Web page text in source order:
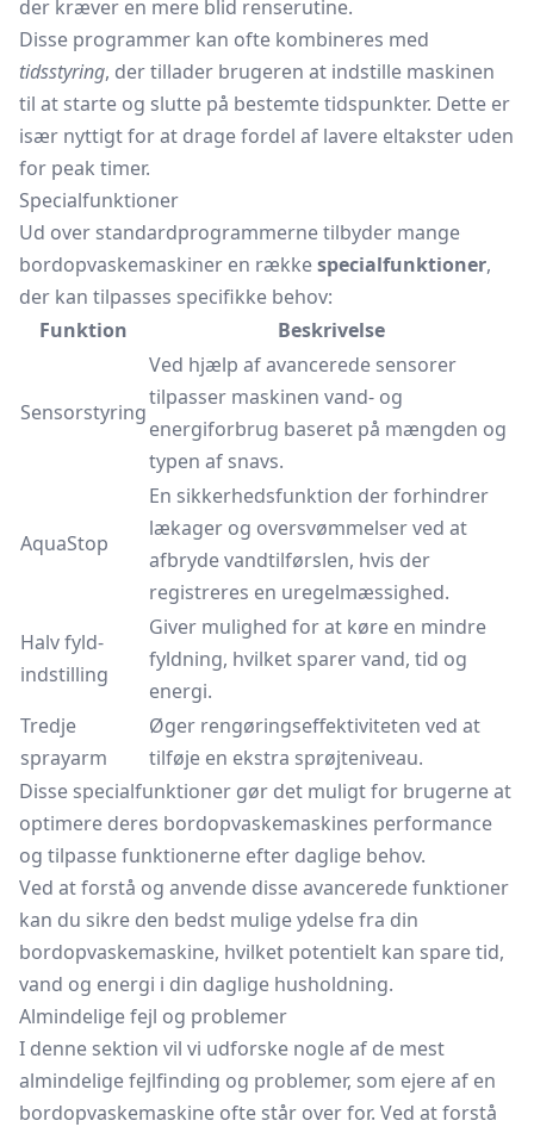
der kræver en mere blid renserutine.
Disse programmer kan ofte kombineres med
tidsstyring, der tillader brugeren at indstille maskinen
til at starte og slutte på bestemte tidspunkter. Dette er
især nyttigt for at drage fordel af lavere eltakster uden
for peak timer.
Specialfunktioner
Ud over standardprogrammerne tilbyder mange
bordopvaskemaskiner en rækkespecialfunktioner,
der kan tilpasses specifikke behov:
Funktion
Beskrivelse
Sensorstyring
Ved hjælp af avancerede sensorer
tilpasser maskinen vand- og
energiforbrug baseret på mængden og
typen af snavs.
AquaStop
En sikkerhedsfunktion der forhindrer
lækager og oversvømmelser ved at
afbryde vandtilførslen, hvis der
registreres en uregelmæssighed.
Halv fyld-
indstilling
Giver mulighed for at køre en mindre
fyldning, hvilket sparer vand, tid og
energi.
Tredje
sprayarm
Øger rengøringseffektiviteten ved at
tilføje en ekstra sprøjteniveau.
Disse specialfunktioner gør det muligt for brugerne at
optimere deres bordopvaskemaskines performance
og tilpasse funktionerne efter daglige behov.
Ved at forstå og anvende disse avancerede funktioner
kan du sikre den bedst mulige ydelse fra din
bordopvaskemaskine, hvilket potentielt kan spare tid,
vand og energi i din daglige husholdning.
Almindelige fejl og problemer
I denne sektion vil vi udforske nogle af de mest
almindelige fejlfinding og problemer, som ejere af en
bordopvaskemaskine ofte står over for. Ved at forstå